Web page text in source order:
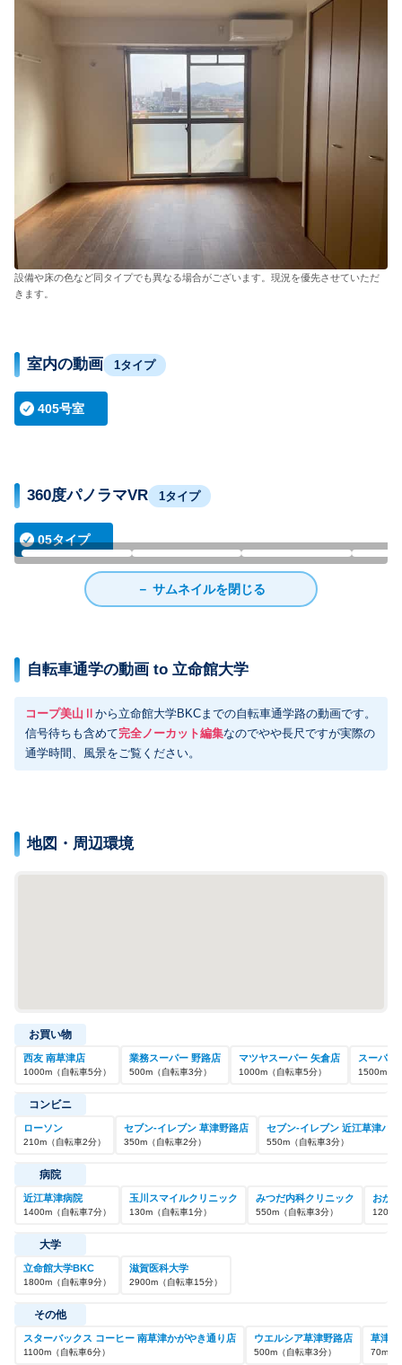
設備や床の色など同タイプでも異なる場合がございます。現況を優先させていただ
きます。
室内の動画 1タイプ
405号室
360度パノラマVR 1タイプ
05タイプ
居室 ダイニング 洗面所
－ サムネイルを閉じる
自転車通学の動画 to 立命館大学
コープ美山Ⅱ から立命館大学BKCまでの自転車通学路の動画です。
信号待ちも含めて完全ノーカット編集なのでやや長尺ですが実際の
通学時間、風景をご覧ください。
地図・周辺環境
お買い物
西友 南草津店
1000m （自転車5分）
業務スーパー 野路店
500m （自転車3分）
マツヤスーパー 矢倉店
1000m （自転車5分）
スーパー
1500m
コンビニ
ローソン
210m （自転車2分）
セブン-イレブン 草津野路店
350m （自転車2分）
セブン-イレブン 近江草津バ
550m （自転車3分）
病院
近江草津病院
1400m （自転車7分）
玉川スマイルクリニック
130m （自転車1分）
みつだ内科クリニック
550m （自転車3分）
おか
1200
大学
立命館大学BKC
1800m （自転車9分）
滋賀医科大学
2900m （自転車15分）
その他
スターバックス コーヒー 南草津かがやき通り店
1100m （自転車6分）
ウエルシア草津野路店
500m （自転車3分）
草津
70m